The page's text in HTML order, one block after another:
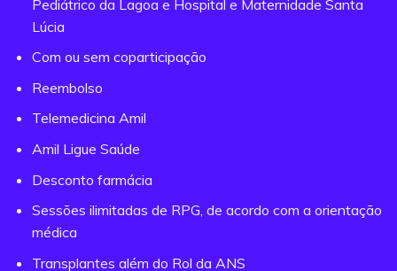
Pediátrico da Lagoa e Hospital e Maternidade Santa
Lúcia
Com ou sem coparticipação
Reembolso
Telemedicina Amil
Amil Ligue Saúde
Desconto farmácia
Sessões ilimitadas de RPG, de acordo com a orientação
médica
Transplantes além do Rol da ANS